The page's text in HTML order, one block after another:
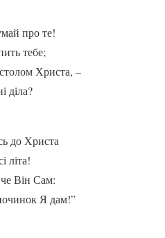
про те!
тебе;
Христа, –
діла?
до Христа
літа!
Він Сам:
Я дам!”